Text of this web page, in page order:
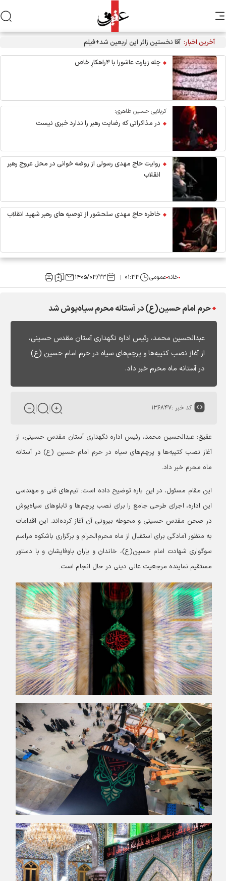
آخرین اخبار: آقا نخستین زائر این اربعین شد+فیلم
چله زیارت عاشورا با ۴راهکارِ خاص
کربلایی حسین طاهری:
در مذاکراتی که رضایت رهبر را ندارد خبری نیست
روایت حاج مهدی رسولی از روضه خوانی در محل عروج رهبر
انقلاب
خاطره حاج مهدی سلحشور از توصیه های رهبر شهید انقلاب
خانهعمومی ۰۱:۳۳ ۱۴۰۵/۰۳/۲۳
حرم امام حسین(ع) در آستانه محرم سیاه‌پوش شد
عبدالحسین محمد، رئیس اداره نگهداری آستان مقدس حسینی،
از آغاز نصب کتیبه‌ها و پرچم‌های سیاه در حرم امام حسین (ع)
در آستانه ماه محرم خبر داد.
کد خبر :۱۳۶۸۴۷
عقیق: عبدالحسین محمد، رئیس اداره نگهداری آستان مقدس حسینی، از
آغاز نصب کتیبه‌ها و پرچم‌های سیاه در حرم امام حسین (ع) در آستانه
ماه محرم خبر داد.
این مقام مسئول، در این باره توضیح داده است: تیم‌های فنی و مهندسی
این اداره، اجرای طرحی جامع را برای نصب پرچم‌ها و تابلوهای سیاه‌پوش
در صحن مقدس حسینی و محوطه بیرونی آن آغاز کرده‌اند. این اقدامات
به منظور آمادگی برای استقبال از ماه محرم‌الحرام و برگزاری باشکوه مراسم
سوگواری شهادت امام حسین(ع)، خاندان و یاران باوفایشان و با دستور
مستقیم نماینده مرجعیت عالی دینی در حال انجام است.